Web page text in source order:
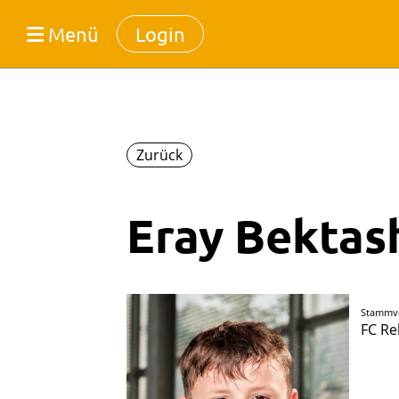
Login
Menü
Zurück
Eray
FC